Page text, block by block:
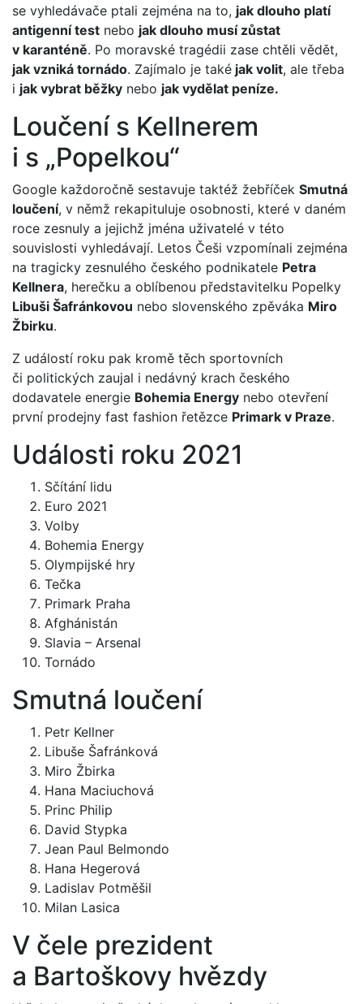
se vyhledávače ptali zejména na to, jak dlouho platí
antigenní test nebo jak dlouho musí zůstat
v karanténě. Po moravské tragédii zase chtěli vědět,
jak vzniká tornádo. Zajímalo je také jak volit, ale třeba
i jak vybrat běžky nebo jak vydělat peníze.
Loučení s Kellnerem
i s „Popelkou“
Google každoročně sestavuje taktéž žebříček Smutná
loučení, v němž rekapituluje osobnosti, které v daném
roce zesnuly a jejichž jména uživatelé v této
souvislosti vyhledávají. Letos Češi vzpomínali zejména
na tragicky zesnulého českého podnikatele Petra
Kellnera, herečku a oblíbenou představitelku Popelky
Libuši Šafránkovou nebo slovenského zpěváka Miro
Žbirku.
Z událostí roku pak kromě těch sportovních
či politických zaujal i nedávný krach českého
dodavatele energie Bohemia Energy nebo otevření
první prodejny fast fashion řetězce Primark v Praze.
Události roku 2021
Sčítání lidu
Euro 2021
Volby
Bohemia Energy
Olympijské hry
Tečka
Primark Praha
Afghánistán
Slavia – Arsenal
Tornádo
Smutná loučení
Petr Kellner
Libuše Šafránková
Miro Žbirka
Hana Maciuchová
Princ Philip
David Stypka
Jean Paul Belmondo
Hana Hegerová
Ladislav Potměšil
Milan Lasica
V čele prezident
a Bartoškovy hvězdy